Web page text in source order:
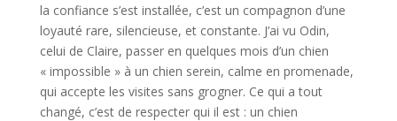
la confiance s’est installée, c’est un compagnon d’une
loyauté rare, silencieuse, et constante. J’ai vu Odin,
celui de Claire, passer en quelques mois d’un chien
« impossible » à un chien serein, calme en promenade,
qui accepte les visites sans grogner. Ce qui a tout
changé, c’est de respecter qui il est : un chien